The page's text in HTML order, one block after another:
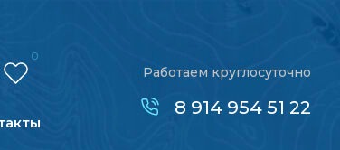
0
Работаем круглосуточно
8 914 954 51 22